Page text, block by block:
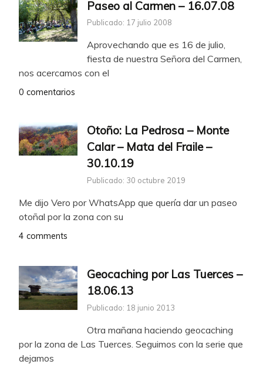
Paseo al Carmen – 16.07.08
Publicado: 17 julio 2008
Aprovechando que es 16 de julio,
fiesta de nuestra Señora del Carmen,
nos acercamos con el
0 comentarios
Otoño: La Pedrosa – Monte
Calar – Mata del Fraile –
30.10.19
Publicado: 30 octubre 2019
Me dijo Vero por WhatsApp que quería dar un paseo
otoñal por la zona con su
4 comments
Geocaching por Las Tuerces –
18.06.13
Publicado: 18 junio 2013
Otra mañana haciendo geocaching
por la zona de Las Tuerces. Seguimos con la serie que
dejamos